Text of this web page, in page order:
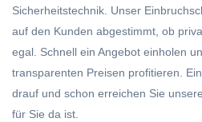
Sicherheitstechnik. Unser
auf den Kunden abgestimmt, ob
egal. Schnell ein Angebot einholen
transparenten Preisen profitieren.
drauf und schon erreichen Sie
für Sie da ist.